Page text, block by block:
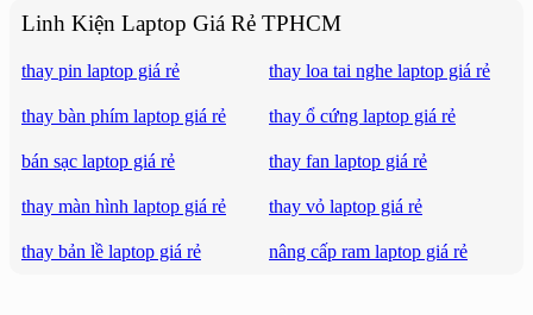
Linh Kiện Laptop Giá Rẻ TPHCM
thay pin laptop giá rẻ thay loa tai nghe laptop giá rẻ
thay bàn phím laptop giá rẻ thay ổ cứng laptop giá rẻ
bán sạc laptop giá rẻ thay fan laptop giá rẻ
thay màn hình laptop giá rẻ thay vỏ laptop giá rẻ
thay bản lề laptop giá rẻ nâng cấp ram laptop giá rẻ